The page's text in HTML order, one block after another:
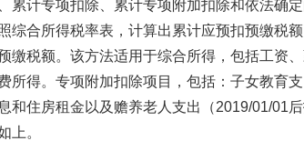
累计专项扣除、累计专项附加扣除和依法确
合所得税率表，计算出累计应预扣预缴税额
缴税额。该方法适用于综合所得，包括工资
所得。专项附加扣除项目，包括：子女教育支
和住房租金以及赡养老人支出（2019/01/01
上。